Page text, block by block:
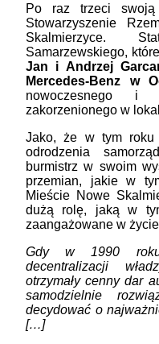
Po raz trzeci swoją
Stowarzyszenie
Skalmierzyce.
Samarzewskiego,
Jan i Andrzej
Mercedes-Benz w
nowoczesnego i
zakorzenionego w
Jako, że w tym
odrodzenia
burmistrz w swoim
przemian, jakie w
Mieście Nowe
dużą rolę, jaką w
zaangażowane w
Gdy w 1990 roku
decentralizacji
otrzymały cenny dar
samodzielnie
decydować o
[…]